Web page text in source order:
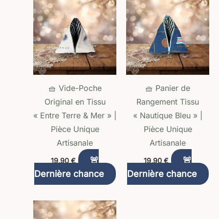
🧺 Vide-Poche
Original en Tissu
« Entre Terre & Mer » |
Pièce Unique
Artisanale
19,90 €
🚨
Dernière chance
🧺 Panier de
Rangement Tissu
« Nautique Bleu » |
Pièce Unique
Artisanale
19,90 €
🚨
Dernière chance